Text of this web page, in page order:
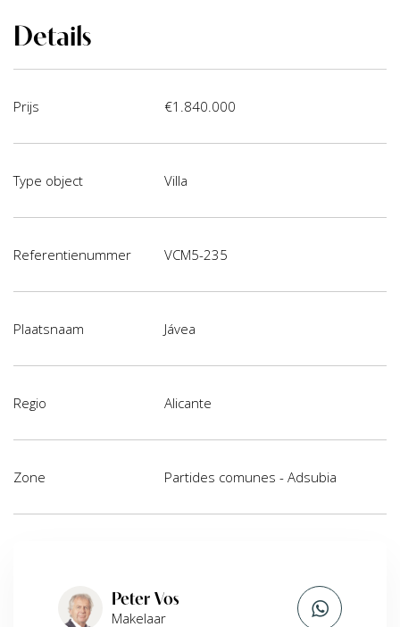
Details
Prijs €1.840.000
Type object Villa
Referentienummer VCM5-235
Plaatsnaam Jávea
Regio Alicante
Zone Partides comunes - Adsubia
Peter Vos
Makelaar